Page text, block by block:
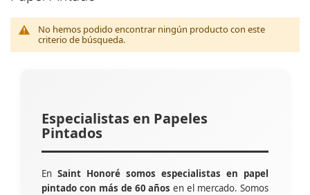
No hemos podido encontrar ningún producto con este
criterio de búsqueda.
Especialistas en Papeles
Pintados
En Saint Honoré somos especialistas en papel
pintado con más de 60 años en el mercado. Somos